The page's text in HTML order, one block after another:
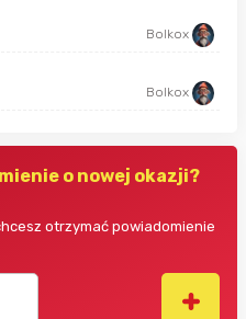
Bolkox
Bolkox
o nowej okazji?
otrzymać powiadomienie